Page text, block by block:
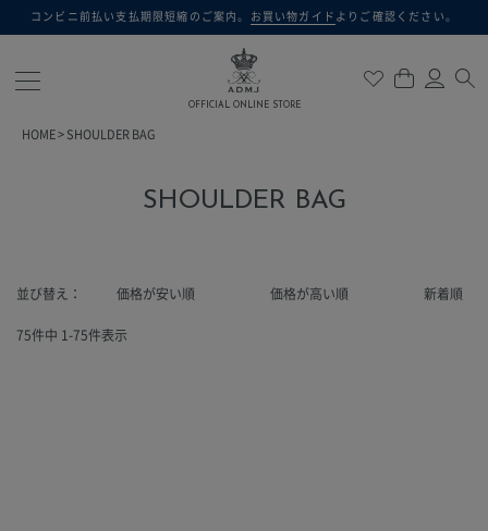
コンビニ前払い支払期限短縮のご案内。 お買い物ガイド よりご確認ください。
OFFICIAL ONLINE STORE
検索
HOME SHOULDER BAG
SHOULDER BAG
並び替え 価格が安い順 価格が高い順 新着順
75件中 1-75件表示